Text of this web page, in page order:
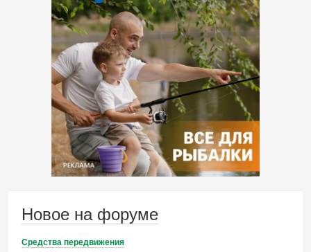
Новое на форуме
Средства передвижения